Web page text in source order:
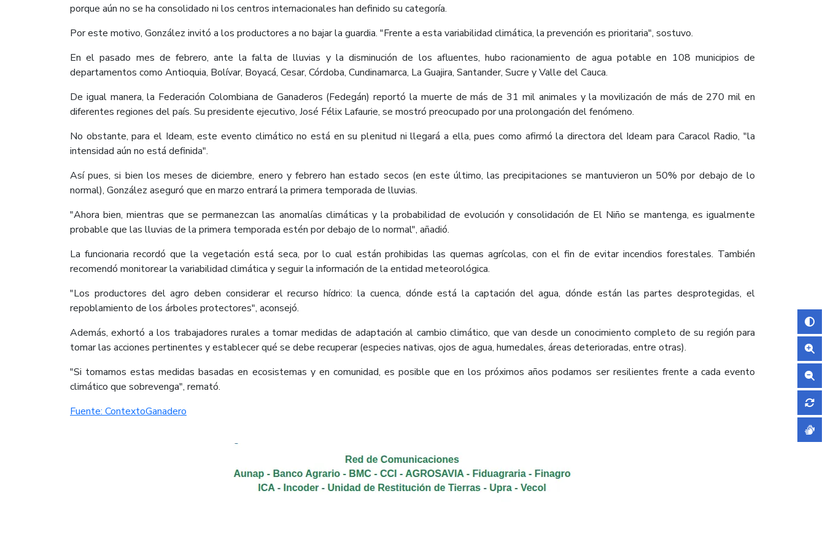
porque aún no se ha consolidado ni los centros internacionales han definido su categoría.
Por este motivo, González invitó a los productores a no bajar la guardia. "Frente a esta variabilidad climática, la prevención es prioritaria", sostuvo.
En el pasado mes de febrero, ante la falta de lluvias y la disminución de los afluentes, hubo racionamiento de agua potable en 108 municipios de
departamentos como Antioquia, Bolívar, Boyacá, Cesar, Córdoba, Cundinamarca, La Guajira, Santander, Sucre y Valle del Cauca.
De igual manera, la Federación Colombiana de Ganaderos (Fedegán) reportó la muerte de más de 31 mil animales y la movilización de más de 270 mil en
diferentes regiones del país. Su presidente ejecutivo, José Félix Lafaurie, se mostró preocupado por una prolongación del fenómeno.
No obstante, para el Ideam, este evento climático no está en su plenitud ni llegará a ella, pues como afirmó la directora del Ideam para Caracol Radio, "la
intensidad aún no está definida".
Así pues, si bien los meses de diciembre, enero y febrero han estado secos (en este último, las precipitaciones se mantuvieron un 50% por debajo de lo
normal), González aseguró que en marzo entrará la primera temporada de lluvias.
"Ahora bien, mientras que se permanezcan las anomalías climáticas y la probabilidad de evolución y consolidación de El Niño se mantenga, es igualmente
probable que las lluvias de la primera temporada estén por debajo de lo normal", añadió.
La funcionaria recordó que la vegetación está seca, por lo cual están prohibidas las quemas agrícolas, con el fin de evitar incendios forestales. También
recomendó monitorear la variabilidad climática y seguir la información de la entidad meteorológica.
"Los productores del agro deben considerar el recurso hídrico: la cuenca, dónde está la captación del agua, dónde están las partes desprotegidas, el
repoblamiento de los árboles protectores", aconsejó.
Además, exhortó a los trabajadores rurales a tomar medidas de adaptación al cambio climático, que van desde un conocimiento completo de su región para
tomar las acciones pertinentes y establecer qué se debe recuperar (especies nativas, ojos de agua, humedales, áreas deterioradas, entre otras).
"Si tomamos estas medidas basadas en ecosistemas y en comunidad, es posible que en los próximos años podamos ser resilientes frente a cada evento
climático que sobrevenga", remató.
Fuente: ContextoGanadero